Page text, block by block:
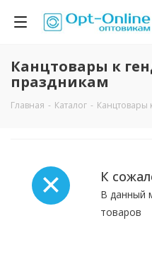
Канцтовары к
праздникам
Главная - Каталог - Канцтовары
К
В данный
товаров